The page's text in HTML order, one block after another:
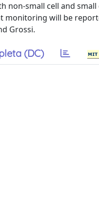
small cell and
will be
Grossi.
(DC)